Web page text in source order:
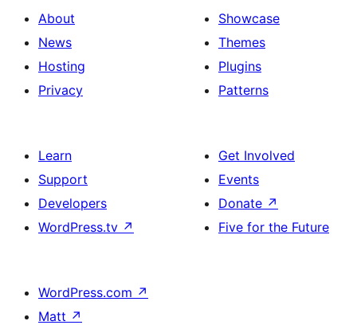
About
News
Hosting
Privacy
Showcase
Themes
Plugins
Patterns
Learn
Support
Developers
WordPress.tv ↗
Get Involved
Events
Donate ↗
Five for the Future
WordPress.com ↗
Matt ↗